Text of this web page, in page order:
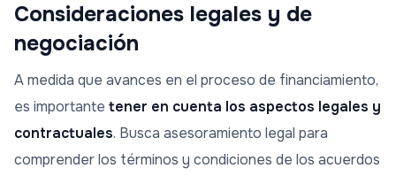
Consideraciones legales y de
negociación
A medida que avances en el proceso de financiamiento,
es importante tener en cuenta los aspectos legales y
contractuales. Busca asesoramiento legal para
comprender los términos y condiciones de los acuerdos